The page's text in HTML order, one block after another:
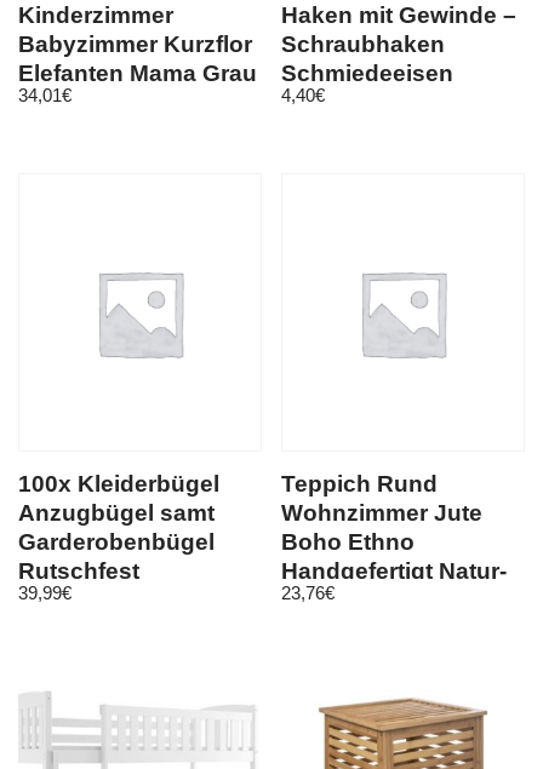
Kinderzimmer
Babyzimmer Kurzflor
Elefanten Mama Grau
Blau Meliert
34,01€
Haken mit Gewinde –
Schraubhaken
Schmiedeeisen
nostalgisch antik
4,40€
100x Kleiderbügel
Anzugbügel samt
Garderobenbügel
Rutschfest
platzsparend mit Steg
39,99€
Teppich Rund
Wohnzimmer Jute
Boho Ethno
Handgefertigt Natur-
Teppich Creme Beige
23,76€